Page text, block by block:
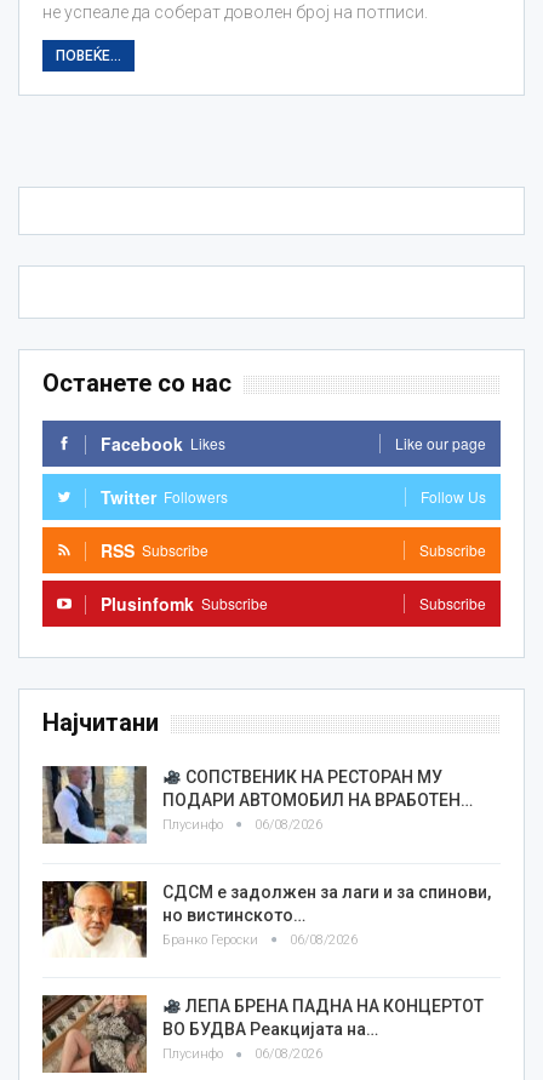
не успеале да соберат доволен број на потписи.
ПОВЕЌЕ...
Останете со нас
Facebook Likes Like our page
Twitter Followers Follow Us
RSS Subscribe Subscribe
Plusinfomk Subscribe Subscribe
Најчитани
СОПСТВЕНИК НА РЕСТОРАН МУ
ПОДАРИ АВТОМОБИЛ НА ВРАБОТЕН…
Плусинфо 06/08/2026
СДСМ е задолжен за лаги и за спинови,
но вистинското…
Бранко Героски 06/08/2026
ЛЕПА БРЕНА ПАДНА НА КОНЦЕРТОТ
ВО БУДВА Реакцијата на…
Плусинфо 06/08/2026